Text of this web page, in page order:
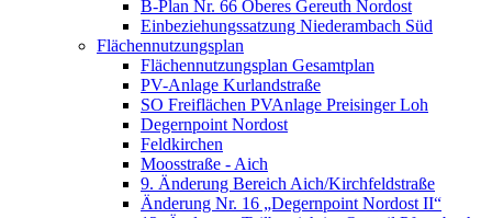
B-Plan Nr. 66 Oberes Gereuth Nordost
Einbeziehungssatzung Niederambach Süd
Flächennutzungsplan
Flächennutzungsplan Gesamtplan
PV-Anlage Kurlandstraße
SO Freiflächen PV­Anlage Preisinger Loh
Degernpoint Nordost
Feldkirchen
Moosstraße - Aich
9. Änderung Bereich Aich/Kirchfeldstraße
Änderung Nr. 16 „Degernpoint Nordost II“